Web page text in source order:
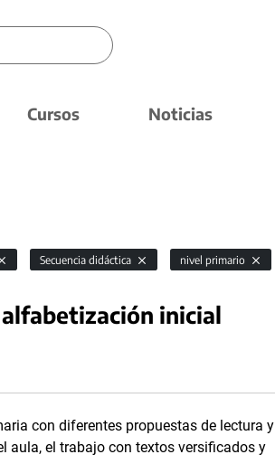
Cursos Noticias
Secuencia didáctica nivel primario
inicial
con diferentes propuestas de lectura y
aula, el trabajo con textos versificados y